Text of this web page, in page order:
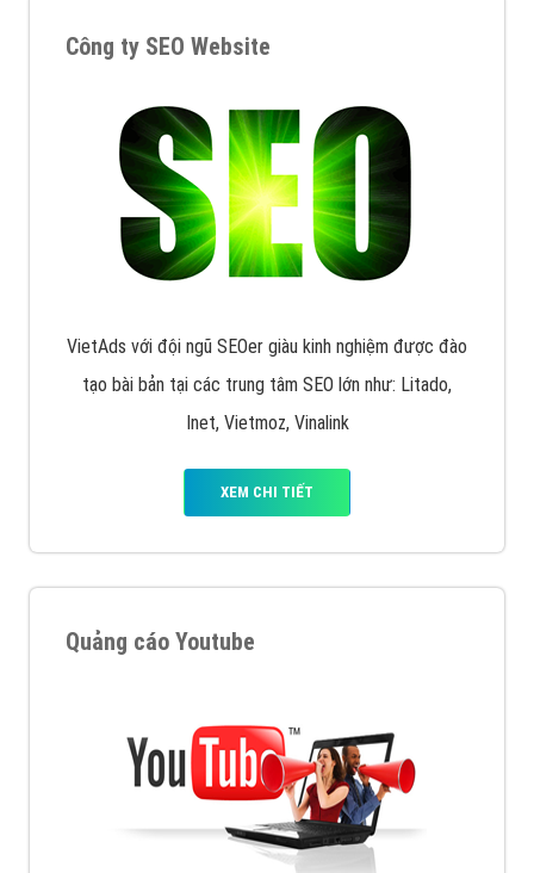
Công ty SEO Website
VietAds với đội ngũ SEOer giàu kinh nghiệm được đào
tạo bài bản tại các trung tâm SEO lớn như: Litado,
Inet, Vietmoz, Vinalink
XEM CHI TIẾT
Quảng cáo Youtube